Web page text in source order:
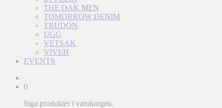
THE OAK MEN
TOMORROW DENIM
TRUDON
UGG
VETSAK
VIVEH
EVENTS
0
Inga produkter i varukorgen.